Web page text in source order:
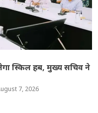
स्किल हब, मुख्य सचिव ने
7, 2026